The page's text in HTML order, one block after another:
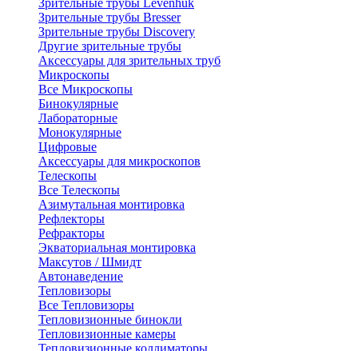
Зрительные трубы Levenhuk
Зрительные трубы Bresser
Зрительные трубы Discovery
Другие зрительные трубы
Аксессуары для зрительных труб
Микроскопы
Все Микроскопы
Бинокулярные
Лабораторные
Монокулярные
Цифровые
Аксессуары для микроскопов
Телескопы
Все Телескопы
Азимутальная монтировка
Рефлекторы
Рефракторы
Экваториальная монтировка
Максутов / Шмидт
Автонаведение
Тепловизоры
Все Тепловизоры
Тепловизионные бинокли
Тепловизионные камеры
Тепловизионные коллиматоры